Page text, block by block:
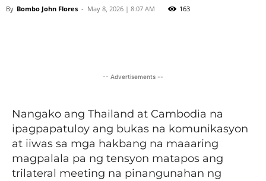
By Bombo John Flores - May 8, 2026 | 8:07 AM 163
-- Advertisements --
Nangako ang Thailand at Cambodia na
ipagpapatuloy ang bukas na komunikasyon
at iiwas sa mga hakbang na maaaring
magpalala pa ng tensyon matapos ang
trilateral meeting na pinangunahan ng